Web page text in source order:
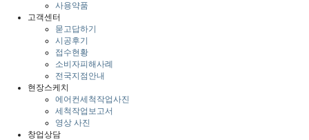
사용약품
고객센터
묻고답하기
시공후기
접수현황
소비자피해사례
전국지점안내
현장스케치
에어컨세척작업사진
세척작업보고서
영상 사진
창업상담